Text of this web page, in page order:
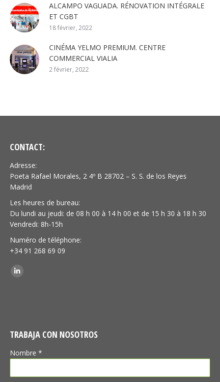
ALCAMPO VAGUADA. RÉNOVATION INTÉGRALE
ET CGBT
18 février, 2022
CINÉMA YELMO PREMIUM. CENTRE
COMMERCIAL VIALIA
2 février, 2022
CONTACT:
Adresse:
Poeta Rafael Morales, 2 4º B 28702 – S. S. de los Reyes
Madrid
Les heures de bureau:
Du lundi au jeudi: de 08 h 00 à 14 h 00 et de 15 h 30 à 18 h 30
Vendredi: 8h-15h
Numéro de téléphone:
+34 91 268 69 09
Trouvez nous sur :
LinkedIn
TRABAJA CON NOSOTROS
Nombre *